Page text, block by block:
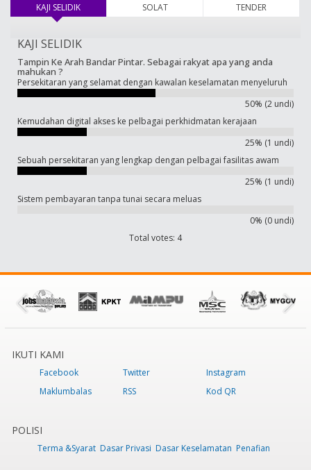
KAJI SELIDIK(tab aktif) SOLAT TENDER
KAJI SELIDIK
Tampin Ke Arah Bandar Pintar. Sebagai rakyat apa yang anda
mahukan ?
Persekitaran yang selamat dengan kawalan keselamatan menyeluruh
50% (2 undi)
Kemudahan digital akses ke pelbagai perkhidmatan kerajaan
25% (1 undi)
Sebuah persekitaran yang lengkap dengan pelbagai fasilitas awam
25% (1 undi)
Sistem pembayaran tanpa tunai secara meluas
0% (0 undi)
Total votes: 4
IKUTI KAMI
Facebook Twitter
Instagram
Maklumbalas
RSS Kod QR
POLISI
Terma &Syarat Dasar Privasi Dasar Keselamatan Penafian